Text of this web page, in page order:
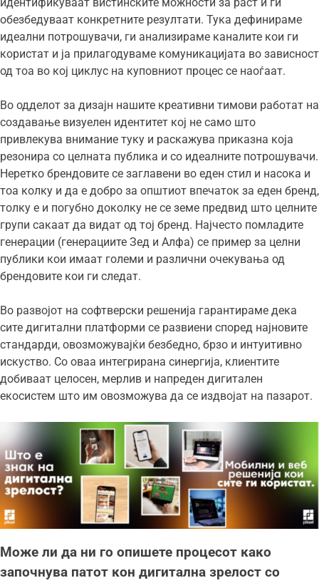
идентификуваат вистинските можности за раст и ги
обезбедуваат конкретните резултати. Тука дефинираме
идеални потрошувачи, ги анализираме каналите кои ги
користат и ја прилагодуваме комуникацијата во зависност
од тоа во кој циклус на куповниот процес се наоѓаат.
Во одделот за дизајн нашите креативни тимови работат на
создавање визуелен идентитет кој не само што
привлекува внимание туку и раскажува приказна која
резонира со целната публика и со идеалните потрошувачи.
Неретко брендовите се заглавени во еден стил и насока и
тоа колку и да е добро за општиот впечаток за еден бренд,
толку е и погубно доколку не се земе предвид што целните
групи сакаат да видат од тој бренд. Најчесто помладите
генерации (генерациите Зед и Алфа) се пример за целни
публики кои имаат големи и различни очекувања од
брендовите кои ги следат.
Во развојот на софтверски решенија гарантираме дека
сите дигитални платформи се развиени според најновите
стандарди, овозможувајќи безбедно, брзо и интуитивно
искуство. Со оваа интегрирана синергија, клиентите
добиваат целосен, мерлив и напреден дигитален
екосистем што им овозможува да се издвојат на пазарот.
Може ли да ни го опишете процесот како
започнува патот кон дигитална зрелост со